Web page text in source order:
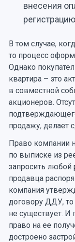
внесения
В том случае,
то процесс
Однако
квартира – это
в совместной
акционеров.
продажу, делает
Право компании
по выписке из
запросить любой
продавца
компания
договору ДДУ, то
не существует. И
право на ее
достроено